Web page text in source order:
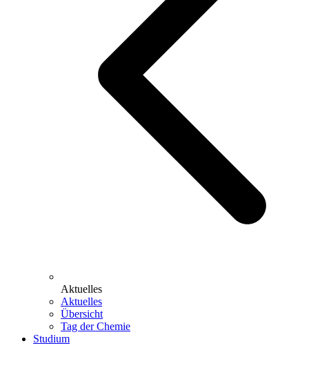
Aktuelles
Aktuelles
Übersicht
Tag der Chemie
Studium